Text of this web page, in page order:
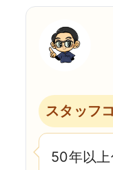
スタッフ
50年以